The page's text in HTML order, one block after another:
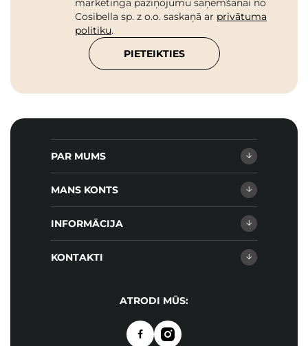
mārketinga paziņojumu saņemšanai no
Cosibella sp. z o.o. saskaņā ar privātuma
politiku.
PIETEIKTIES
PAR MUMS
MANS KONTS
INFORMĀCIJA
KONTAKTI
ATRODI MŪS: